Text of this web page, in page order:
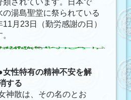
類されています。日本で
湯島聖堂に祭られている
月23日（勤労感謝の日）
女性特有の精神不安を解
する
神散は、その名のとお